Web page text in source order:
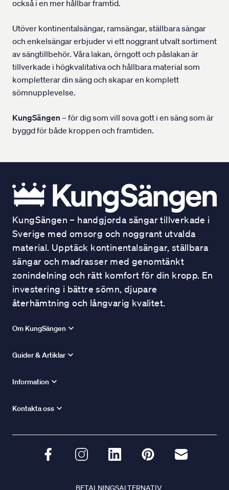
också i en mer hållbar framtid.
Utöver kontinentalsängar, ramsängar, ställbara sängar
och enkelsängar erbjuder vi ett noggrant utvalt sortiment
av sängtillbehör. Våra lakan, örngott och påslakan är
tillverkade i högkvalitativa och hållbara material som
kompletterar din säng och skapar en komplett
sömnupplevelse.
KungSängen – för dig som vill sova gott i en säng som är
byggd för både kroppen och framtiden.
KungSängen – handgjorda sängar tillverkade i
Sverige med omsorg och noggrant utvalda
material. Upptäck kontinentalsängar, ställbara
sängar och madrasser med genomtänkt
zonindelning och rätt komfort för din kropp. En
investering i bättre sömn, djupare
återhämtning och långvarig kvalitet.
Om KungSängen
Guider & Artiklar
Information
Kontakta oss
BETALNINGSALTERNATIV